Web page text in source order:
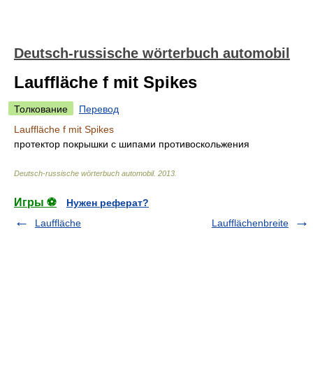
Deutsch-russische wörterbuch automobil
Lauffläche f mit Spikes
Толкование
Перевод
Lauffläche f mit Spikes
протектор покрышки с шипами противоскольжения
Deutsch-russische wörterbuch automobil. 2013
Игры ⚽
Нужен реферат?
Lauffläche
Laufflächenbreite